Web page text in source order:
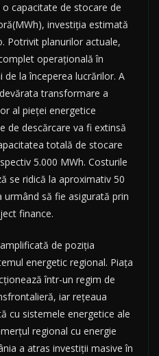
capacitate de stocare de
investiţia estimată
Potrivit planurilor actuale,
operaţională în
la începerea lucrărilor. A
transformare a
al pieţei energetice
de descărcare va fi extinsă
totală de stocare
5.000 MWh. Costurile
se ridică la aproximativ 50
să fie asigurată prin
finance.
de poziţia
energetic regional. Piaţa
într-un regim de
iar reţeaua
cu sistemele energetice ale
regional cu energie
a atras investiţii masive în